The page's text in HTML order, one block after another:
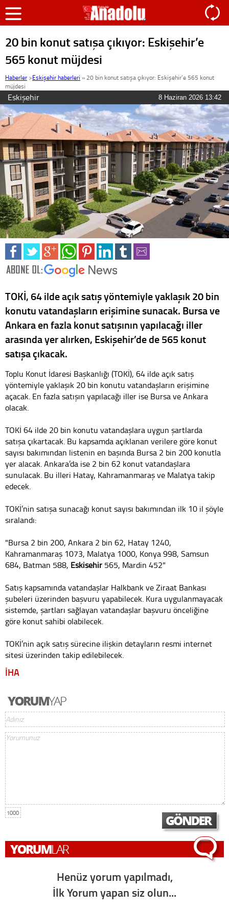
20 bin konut satışa çıkıyor: Eskişehir’e
565 konut müjdesi
Haberler >Eskişehir haberleri »20 bin konut satışa çıkıyor: Eskişehir’e 565 konut
müjdesi
Eskişehir 8 Haziran 2026 13:42
TOKİ, 64 ilde açık satış yöntemiyle yaklaşık 20 bin
konutu vatandaşların erişimine sunacak. Bursa ve
Ankara en fazla konut satışının yapılacağı iller
arasında yer alırken, Eskişehir’de de 565 konut
satışa çıkacak.
Toplu Konut İdaresi Başkanlığı (TOKİ), 64 ilde açık satış
yöntemiyle yaklaşık 20 bin konutu vatandaşların erişimine
açacak. En fazla satışın yapılacağı iller ise Bursa ve Ankara
olacak.
TOKİ 64 ilde 20 bin konutu vatandaşlara uygun şartlarda
satışa çıkartacak. Bu kapsamda açıklanan verilere göre konut
sayısı bakımından listenin en başında Bursa 2 bin 200 konutla
yer alacak. Ankara’da ise 2 bin 62 konut vatandaşlara
sunulacak. Bu illeri Hatay, Kahramanmaraş ve Malatya takip
edecek.
TOKİ’nin satışa sunacağı konut sayısı bakımından ilk 10 il şöyle
sıralandı:
"Bursa 2 bin 200, Ankara 2 bin 62, Hatay 1240,
Kahramanmaraş 1073, Malatya 1000, Konya 998, Samsun
684, Batman 588, Eskişehir 565, Mardin 452"
Satış kapsamında vatandaşlar Halkbank ve Ziraat Bankası
şubeleri üzerinden başvuru yapabilecek. Kura uygulanmayacak
sistemde, şartları sağlayan vatandaşlar başvuru önceliğine
göre konut sahibi olabilecek.
TOKİ’nin açık satış sürecine ilişkin detayların resmi internet
sitesi üzerinden takip edilebilecek.
İHA
1000
Henüz yorum yapılmadı,
İlk Yorum yapan siz olun...